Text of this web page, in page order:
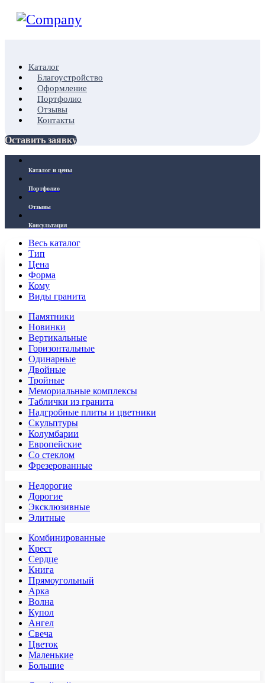
Каталог
Благоустройство
Оформление
Портфолио
Отзывы
Контакты
Оставить заявку
Каталог и цены
Портфолио
Отзывы
Консультация
Весь каталог
Тип
Цена
Форма
Кому
Виды гранита
Памятники
Новинки
Вертикальные
Горизонтальные
Одинарные
Двойные
Тройные
Мемориальные комплексы
Таблички из гранита
Надгробные плиты и цветники
Скульптуры
Колумбарии
Европейские
Со стеклом
Фрезерованные
Недорогие
Дорогие
Эксклюзивные
Элитные
Комбинированные
Крест
Сердце
Книга
Прямоугольный
Арка
Волна
Купол
Ангел
Свеча
Цветок
Маленькие
Большие